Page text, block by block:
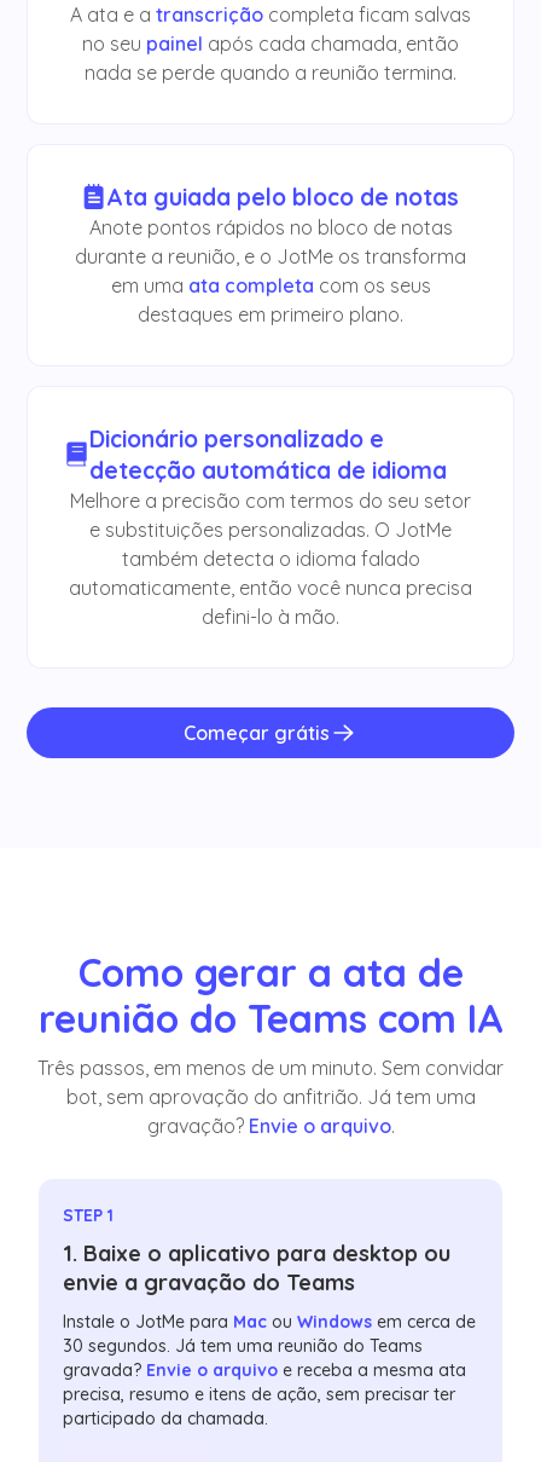
A ata e a transcrição completa ficam salvas
no seu painel após cada chamada, então
nada se perde quando a reunião termina.
Ata guiada pelo bloco de notas
Anote pontos rápidos no bloco de notas
durante a reunião, e o JotMe os transforma
em uma ata completa com os seus
destaques em primeiro plano.
Dicionário personalizado e
detecção automática de idioma
Melhore a precisão com termos do seu setor
e substituições personalizadas. O JotMe
também detecta o idioma falado
automaticamente, então você nunca precisa
defini-lo à mão.
Começar grátis
Como gerar a ata de
reunião do Teams com IA
Três passos, em menos de um minuto. Sem convidar
bot, sem aprovação do anfitrião. Já tem uma
gravação?Envie o arquivo.
STEP 1
1. Baixe o aplicativo para desktop ou
envie a gravação do Teams
Instale o JotMe para Mac ouWindows em cerca de
30 segundos. Já tem uma reunião do Teams
gravada? Envie o arquivo e receba a mesma ata
precisa, resumo e itens de ação, sem precisar ter
participado da chamada.